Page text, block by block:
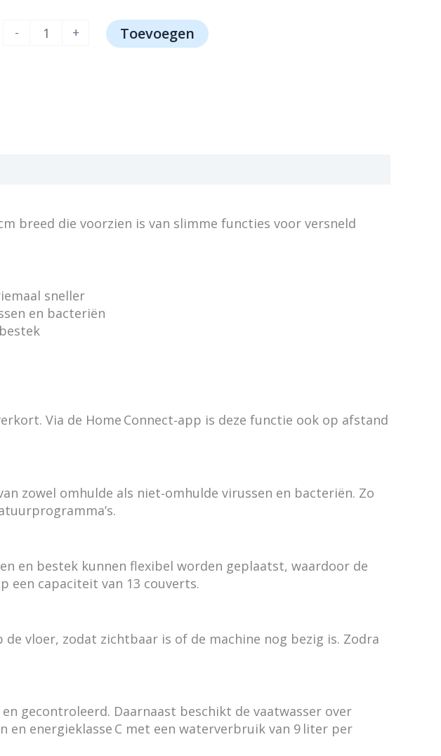
-
Siemens
+ Toevoegen
breed die voorzien is van slimme functies voor versneld
sneller
en bacteriën
Via de Home Connect‑app is deze functie ook op afstand
zowel omhulde als niet‑omhulde virussen en bacteriën. Zo
en bestek kunnen flexibel worden geplaatst, waardoor de
een capaciteit van 13 couverts.
vloer, zodat zichtbaar is of de machine nog bezig is. Zodra
gecontroleerd. Daarnaast beschikt de vaatwasser over
energieklasse C met een waterverbruik van 9 liter per